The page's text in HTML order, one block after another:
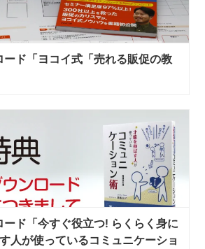
ード「ヨコイ式「売れる販促の教
ド「今すぐ役立つ! らくらく身に
人が使っているコミュニケーショ